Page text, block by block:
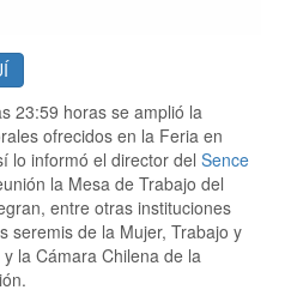
23:59 horas se amplió la
ofrecidos en la Feria en
lo informó el director del Sence
la Mesa de Trabajo del
entre otras instituciones
seremis de la Mujer, Trabajo y
la Cámara Chilena de la